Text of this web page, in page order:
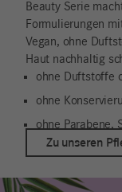
Beauty Serie
Formulierungen
Vegan, ohne
Haut nachhaltig
ohne Duftstoffe
ohne
ohne Parabene,
Zu unseren